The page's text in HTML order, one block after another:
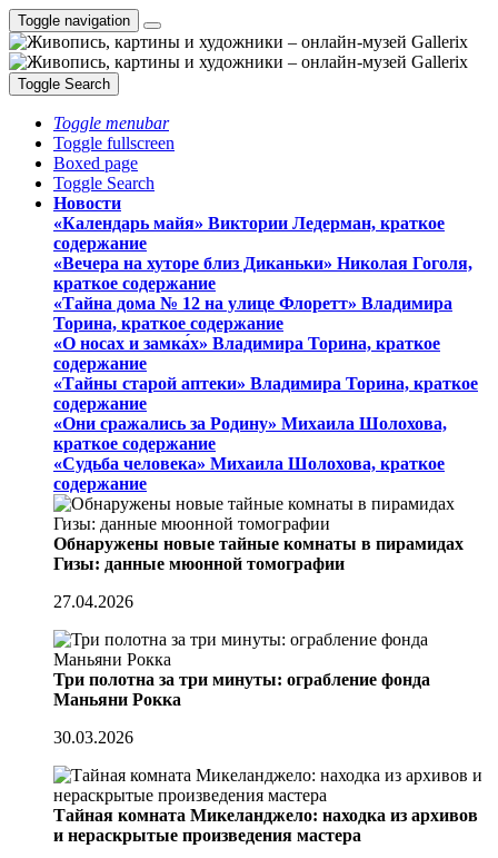
Toggle navigation
Toggle Search
Toggle menubar
Toggle fullscreen
Boxed page
Toggle Search
Новости
«Календарь майя» Виктории Ледерман, краткое
содержание
«Вечера на хуторе близ Диканьки» Николая Гоголя,
краткое содержание
«Тайна дома № 12 на улице Флоретт» Владимира
Торина, краткое содержание
«О носах и замка́х» Владимира Торина, краткое
содержание
«Тайны старой аптеки» Владимира Торина, краткое
содержание
«Они сражались за Родину» Михаила Шолохова,
краткое содержание
«Судьба человека» Михаила Шолохова, краткое
содержание
Обнаружены новые тайные комнаты в пирамидах
Гизы: данные мюонной томографии
27.04.2026
Три полотна за три минуты: ограбление фонда
Маньяни Рокка
30.03.2026
Тайная комната Микеланджело: находка из архивов
и нераскрытые произведения мастера